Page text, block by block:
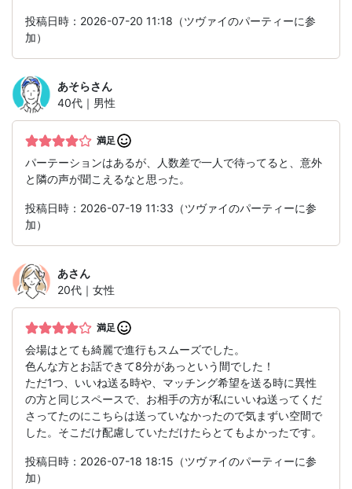
投稿日時：2026-07-20 11:18（ツヴァイのパーティーに参
加）
あそらさん
40代｜男性
満足
パーテーションはあるが、人数差で一人で待ってると、意外
と隣の声が聞こえるなと思った。
投稿日時：2026-07-19 11:33（ツヴァイのパーティーに参
加）
あさん
20代｜女性
満足
会場はとても綺麗で進行もスムーズでした。
色んな方とお話できて8分があっという間でした！
ただ1つ、いいね送る時や、マッチング希望を送る時に異性
の方と同じスペースで、お相手の方が私にいいね送ってくだ
さってたのにこちらは送っていなかったので気まずい空間で
した。そこだけ配慮していただけたらとてもよかったです。
投稿日時：2026-07-18 18:15（ツヴァイのパーティーに参
加）